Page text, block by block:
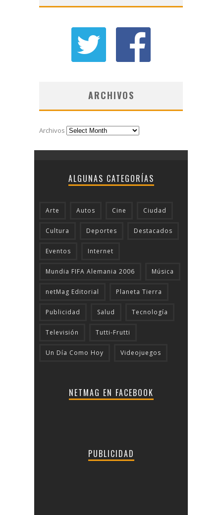
ARCHIVOS
Archivos
ALGUNAS CATEGORÍAS
Arte Autos Cine Ciudad
Cultura Deportes Destacados
Eventos Internet
Mundia FIFA Alemania 2006 Música
netMag Editorial Planeta Tierra
Publicidad Salud Tecnologí­a
Televisión Tutti-Frutti
Un Día Como Hoy Videojuegos
NETMAG EN FACEBOOK
PUBLICIDAD